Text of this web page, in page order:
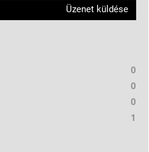
Üzenet küldése
0
0
0
1